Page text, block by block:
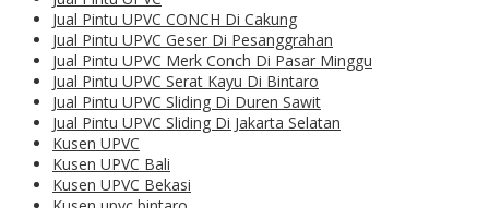
Jual Pintu UPVC CONCH Di Cakung
Jual Pintu UPVC Geser Di Pesanggrahan
Jual Pintu UPVC Merk Conch Di Pasar Minggu
Jual Pintu UPVC Serat Kayu Di Bintaro
Jual Pintu UPVC Sliding Di Duren Sawit
Jual Pintu UPVC Sliding Di Jakarta Selatan
Kusen UPVC
Kusen UPVC Bali
Kusen UPVC Bekasi